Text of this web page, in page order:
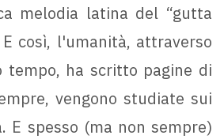
melodia latina del “gutta
così, l'umanità, attraverso
tempo, ha scritto pagine di
vengono studiate sui
E spesso (ma non sempre)